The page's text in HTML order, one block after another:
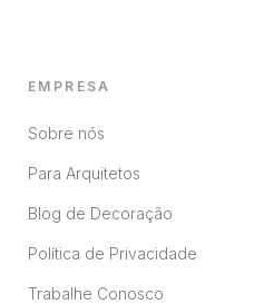
EMPRESA
Sobre nós
Para Arquitetos
Blog de Decoração
Política de Privacidade
Trabalhe Conosco